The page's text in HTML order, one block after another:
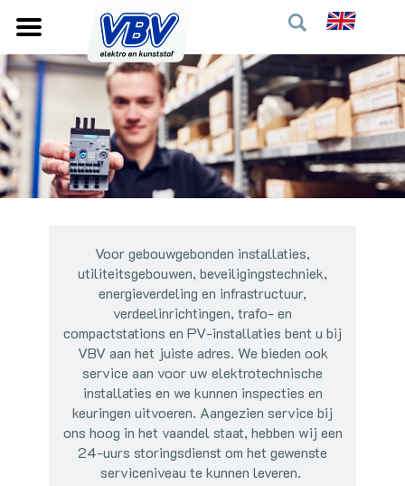
Voor gebouwgebonden installaties,
utiliteitsgebouwen, beveiligingstechniek,
energieverdeling en infrastructuur,
verdeelinrichtingen, trafo- en
compactstations en PV-installaties bent u bij
VBV aan het juiste adres. We bieden ook
service aan voor uw elektrotechnische
installaties en we kunnen inspecties en
keuringen uitvoeren. Aangezien service bij
ons hoog in het vaandel staat, hebben wij een
24-uurs storingsdienst om het gewenste
serviceniveau te kunnen leveren.